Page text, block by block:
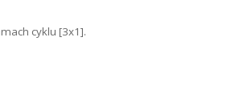
cyklu [3x1].